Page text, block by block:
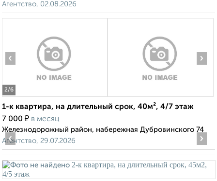
Агентство, 02.08.2026
2/6
‹ ›
1-к квартира, на длительный срок, 40м², 4/7 этаж
7 000 ₽ в месяц
Железнодорожный район, набережная Дубровинского 74
Агентство, 29.07.2026
‹ ›